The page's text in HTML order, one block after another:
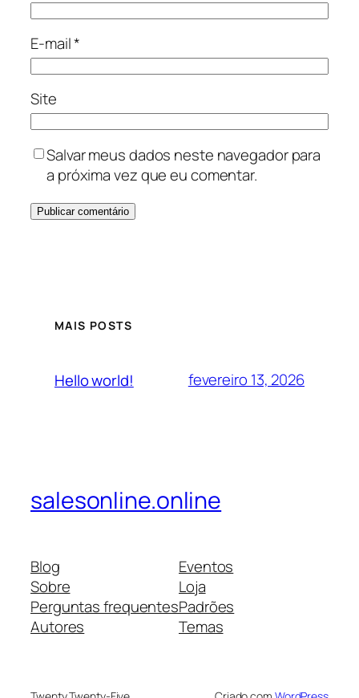
E-mail*
Site
Salvar meus dados neste navegador para
a próxima vez que eu comentar.
MAIS POSTS
Hello world! fevereiro 13, 2026
salesonline.online
Blog
Sobre
Perguntas frequentes
Autores
Eventos
Loja
Padrões
Temas